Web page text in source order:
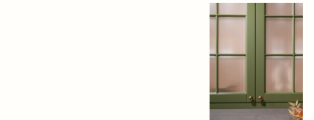
kompozycja zabudowy tworzy komfortową i